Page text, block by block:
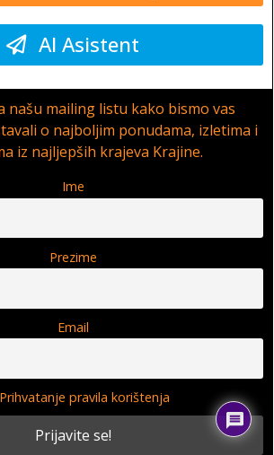
AI Asistent
našu mailing listu kako bismo vas
o najboljim ponudama, izletima i
iz najljepših krajeva Krajine.
Ime
Prezime
Email
Prihvatanje pravila korištenja